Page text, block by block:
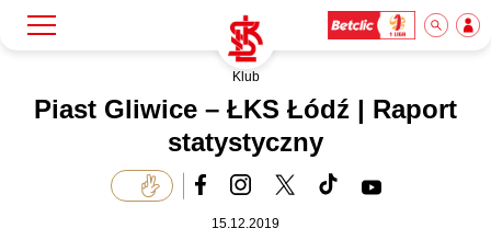
Klub
Klub
Piast Gliwice – ŁKS Łódź | Raport
statystyczny
15.12.2019